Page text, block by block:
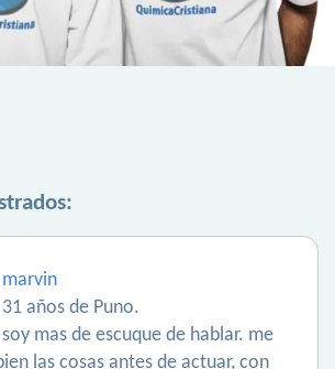
marvin
31 años de Puno.
soy mas de escuque de hablar. me
las cosas antes de actuar, con